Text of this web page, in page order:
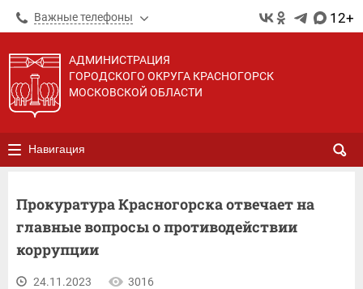
Важные телефоны 12+
АДМИНИСТРАЦИЯ
ГОРОДСКОГО ОКРУГА КРАСНОГОРСК
МОСКОВСКОЙ ОБЛАСТИ
Навигация
Прокуратура Красногорска отвечает на
главные вопросы о противодействии
коррупции
24.11.2023 3016